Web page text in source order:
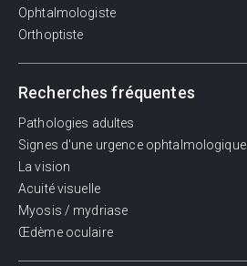
Ophtalmologiste
Orthoptiste
Recherches fréquentes
Pathologies adultes
Signes d'une urgence ophtalmologique
La vision
Acuité visuelle
Myosis / mydriase
Œdème oculaire